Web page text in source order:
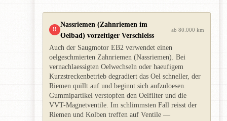
!!
Nassriemen (Zahnriemen im
Oelbad) vorzeitiger Verschleiss
ab 80.000 km
Auch der Saugmotor EB2 verwendet einen
oelgeschmierten Zahnriemen (Nassriemen). Bei
vernachlaessigten Oelwechseln oder haeufigem
Kurzstreckenbetrieb degradiert das Oel schneller, der
Riemen quillt auf und beginnt sich aufzuloesen.
Gummipartikel verstopfen den Oelfilter und die
VVT-Magnetventile. Im schlimmsten Fall reisst der
Riemen und Kolben treffen auf Ventile —